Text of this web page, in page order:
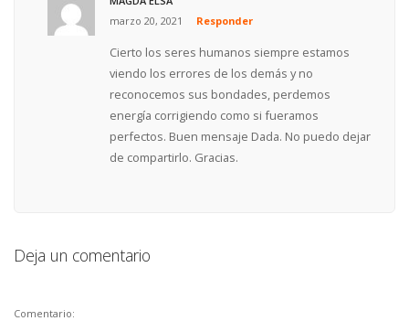
marzo 20, 2021
Responder
Cierto los seres humanos siempre estamos
viendo los errores de los demás y no
reconocemos sus bondades, perdemos
energía corrigiendo como si fueramos
perfectos. Buen mensaje Dada. No puedo dejar
de compartirlo. Gracias.
Deja un comentario
Comentario: